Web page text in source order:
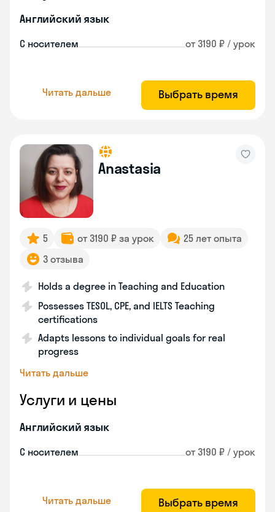
Английский язык
С носителем от 3190 ₽ / урок
Читать дальше Выбрать время
Anastasia
5 от 3190 ₽ за урок
25 лет опыта
3 отзыва
Holds a degree in Teaching and Education
Possesses TESOL, CPE, and IELTS Teaching
certifications
Adapts lessons to individual goals for real
progress
Читать дальше
Услуги и цены
Английский язык
С носителем от 3190 ₽ / урок
Читать дальше Выбрать время